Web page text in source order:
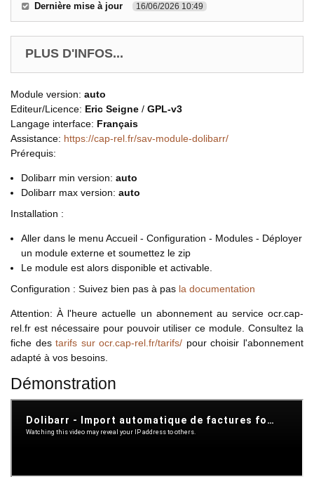
Dernière mise à jour 16/06/2026 10:49
PLUS D'INFOS...
Module version: auto
Editeur/Licence: Eric Seigne / GPL-v3
Langage interface: Français
Assistance: https://cap-rel.fr/sav-module-dolibarr/
Prérequis:
Dolibarr min version: auto
Dolibarr max version: auto
Installation :
Aller dans le menu Accueil - Configuration - Modules - Déployer
un module externe et soumettez le zip
Le module est alors disponible et activable.
Configuration : Suivez bien pas à pas la documentation
Attention: À l'heure actuelle un abonnement au service ocr.cap-
rel.fr est nécessaire pour pouvoir utiliser ce module. Consultez la
fiche destarifs sur ocr.cap-rel.fr/tarifs/ pour choisir l'abonnement
adapté à vos besoins.
Démonstration